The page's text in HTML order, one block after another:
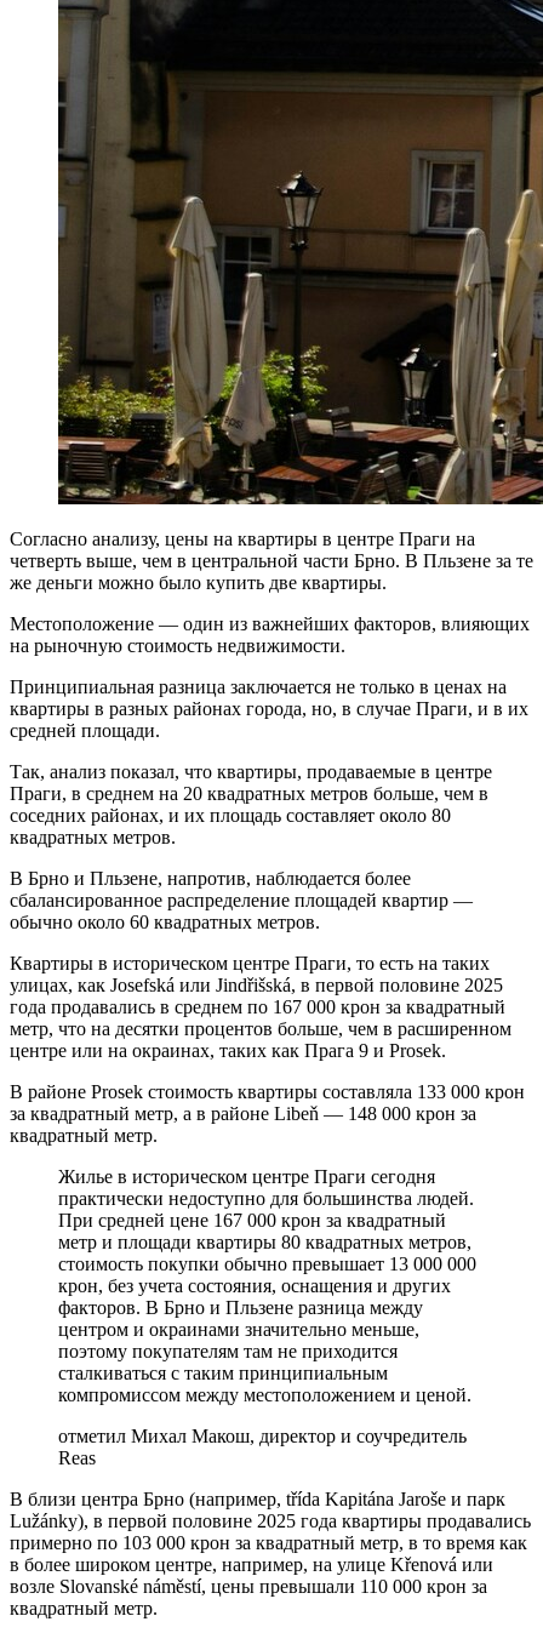
Согласно анализу, цены на квартиры в центре Праги на
четверть выше, чем в центральной части Брно. В Пльзене за те
же деньги можно было купить две квартиры.
Местоположение — один из важнейших факторов, влияющих
на рыночную стоимость недвижимости.
Принципиальная разница заключается не только в ценах на
квартиры в разных районах города, но, в случае Праги, и в их
средней площади.
Так, анализ показал, что квартиры, продаваемые в центре
Праги, в среднем на 20 квадратных метров больше, чем в
соседних районах, и их площадь составляет около 80
квадратных метров.
В Брно и Пльзене, напротив, наблюдается более
сбалансированное распределение площадей квартир —
обычно около 60 квадратных метров.
Квартиры в историческом центре Праги, то есть на таких
улицах, как Josefská или Jindřišská, в первой половине 2025
года продавались в среднем по 167 000 крон за квадратный
метр, что на десятки процентов больше, чем в расширенном
центре или на окраинах, таких как Прага 9 и Prosek.
В районе Prosek стоимость квартиры составляла 133 000 крон
за квадратный метр, а в районе Libeň — 148 000 крон за
квадратный метр.
Жилье в историческом центре Праги сегодня
практически недоступно для большинства людей.
При средней цене 167 000 крон за квадратный
метр и площади квартиры 80 квадратных метров,
стоимость покупки обычно превышает 13 000 000
крон, без учета состояния, оснащения и других
факторов. В Брно и Пльзене разница между
центром и окраинами значительно меньше,
поэтому покупателям там не приходится
сталкиваться с таким принципиальным
компромиссом между местоположением и ценой.
отметил Михал Макош, директор и соучредитель
Reas
В близи центра Брно (например, třída Kapitána Jaroše и парк
Lužánky), в первой половине 2025 года квартиры продавались
примерно по 103 000 крон за квадратный метр, в то время как
в более широком центре, например, на улице Křenová или
возле Slovanské náměstí, цены превышали 110 000 крон за
квадратный метр.